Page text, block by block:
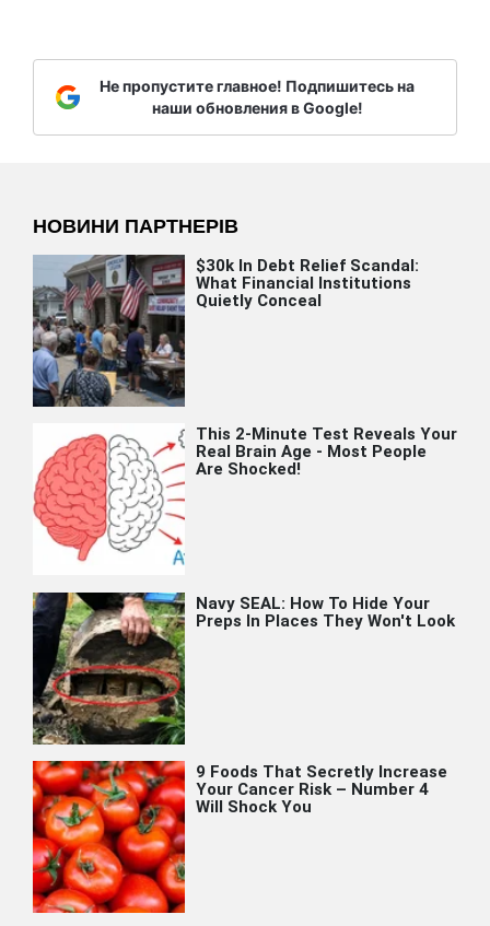
Не пропустите главное! Подпишитесь на
наши обновления в Google!